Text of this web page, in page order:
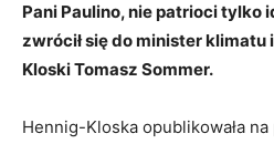
Pani Paulino, nie patrioci tylko
zwrócił się do minister klimatu
Kloski Tomasz Sommer.
Hennig-Kloska opublikowała